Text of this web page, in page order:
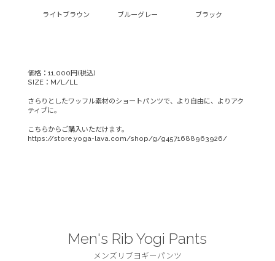
ライトブラウン ブルーグレー ブラック
価格：11,000円(税込)
SIZE：M/L/LL
さらりとしたワッフル素材のショートパンツで、より自由に、よりアク
ティブに。
こちらからご購入いただけます。
https://store.yoga-lava.com/shop/g/g4571688963926/
Men's Rib Yogi Pants
メンズリブヨギーパンツ